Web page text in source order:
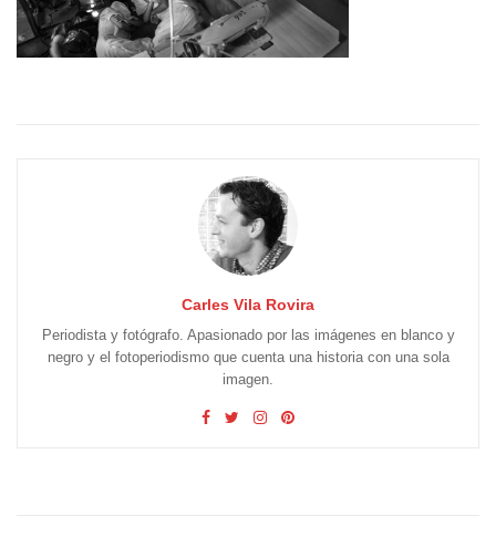
Carles Vila Rovira
Periodista y fotógrafo. Apasionado por las imágenes en blanco y
negro y el fotoperiodismo que cuenta una historia con una sola
imagen.